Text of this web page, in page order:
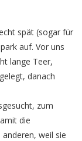
spät (sogar für
auf. Vor uns
lange Teer,
danach
zum
die
weil sie